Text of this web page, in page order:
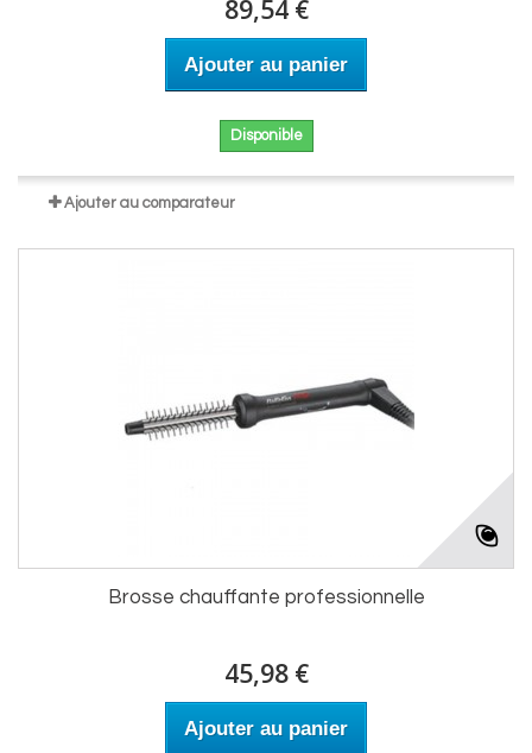
89,54 €
Ajouter au panier
Disponible
Ajouter au comparateur
Brosse chauffante professionnelle
45,98 €
Ajouter au panier